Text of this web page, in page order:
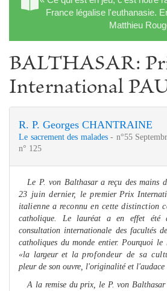
France légalise l'euthanasie.
Matthieu
BALTHASAR:
International
R. P. Georges CHANTRAINE
Le sacrement des malades- n°55
n° 125
Le P. von Balthasar a reçu des mains
23 juin dernier, le pre­mier Prix
ita­lienne a reconnu en cette distinction
catholique. Le lauréat a en effet été
consultation internationale des facultés
catholiques du monde entier. Pourquoi le
«la largeur et laprofondeur de sa
pleur de son ouvre, l'originalité et l'audace
A la remise du prix, le P. von